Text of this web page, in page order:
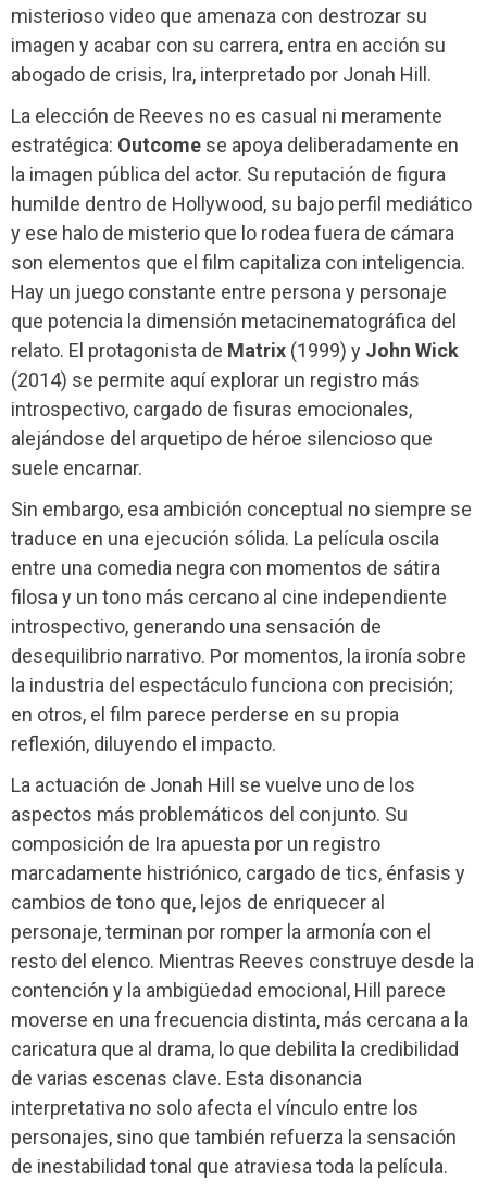
misterioso video que amenaza con destrozar su
imagen y acabar con su carrera, entra en acción su
abogado de crisis, Ira, interpretado por Jonah Hill.
La elección de Reeves no es casual ni meramente
estratégica: Outcome se apoya deliberadamente en
la imagen pública del actor. Su reputación de figura
humilde dentro de Hollywood, su bajo perfil mediático
y ese halo de misterio que lo rodea fuera de cámara
son elementos que el film capitaliza con inteligencia.
Hay un juego constante entre persona y personaje
que potencia la dimensión metacinematográfica del
relato. El protagonista de Matrix (1999) y John Wick
(2014) se permite aquí explorar un registro más
introspectivo, cargado de fisuras emocionales,
alejándose del arquetipo de héroe silencioso que
suele encarnar.
Sin embargo, esa ambición conceptual no siempre se
traduce en una ejecución sólida. La película oscila
entre una comedia negra con momentos de sátira
filosa y un tono más cercano al cine independiente
introspectivo, generando una sensación de
desequilibrio narrativo. Por momentos, la ironía sobre
la industria del espectáculo funciona con precisión;
en otros, el film parece perderse en su propia
reflexión, diluyendo el impacto.
La actuación de Jonah Hill se vuelve uno de los
aspectos más problemáticos del conjunto. Su
composición de Ira apuesta por un registro
marcadamente histriónico, cargado de tics, énfasis y
cambios de tono que, lejos de enriquecer al
personaje, terminan por romper la armonía con el
resto del elenco. Mientras Reeves construye desde la
contención y la ambigüedad emocional, Hill parece
moverse en una frecuencia distinta, más cercana a la
caricatura que al drama, lo que debilita la credibilidad
de varias escenas clave. Esta disonancia
interpretativa no solo afecta el vínculo entre los
personajes, sino que también refuerza la sensación
de inestabilidad tonal que atraviesa toda la película.